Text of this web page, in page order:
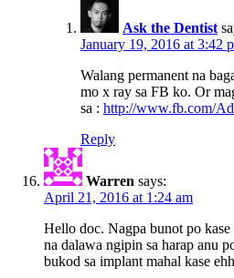
Ask the Dentist
January 19, 2016 at 3:42
Walang permanent na
mo x ray sa FB ko. Or
sa : http://www.fb.com/
Reply
Warren says:
April 21, 2016 at 1:24 am
Hello doc. Nagpa bunot po
na dalawa ngipin sa harap anu
bukod sa implant mahal kase